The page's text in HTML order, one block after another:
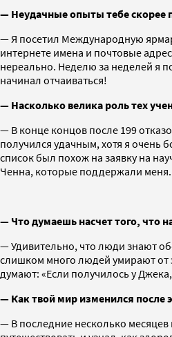
— Неудачные опыты тебе скорее
— Я посетил Международную
интернете имена и почтовые
нереально. Неделю за неделей я
начинал отчаиваться!
— Насколько велика роль тех
— В конце концов после 199
получился удачным, хотя я очень
список был похож на заявку на
Ченна, которые поддержали меня.
— Что думаешь насчет того, что
— Удивительно, что люди знают
слишком много людей умирают от
думают: «Если получилось у
— Как твой мир изменился после
— В последние несколько